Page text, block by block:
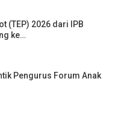
(TEP) 2026 dari IPB
ke…
Pengurus Forum Anak